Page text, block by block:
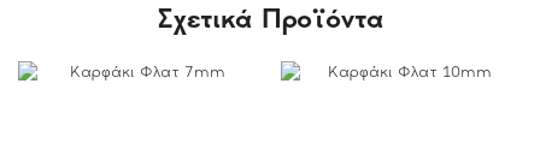
Σχετικά Προϊόντα